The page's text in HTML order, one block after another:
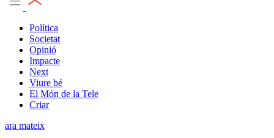
Política
Societat
Opinió
Impacte
Next
Viure bé
El Món de la Tele
Criar
ara mateix